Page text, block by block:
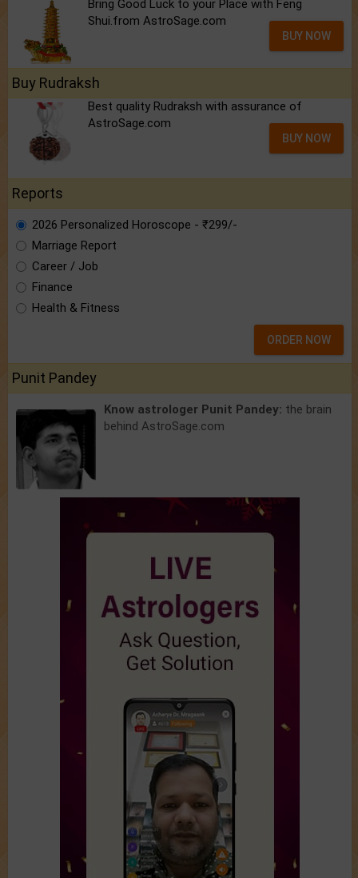
Bring Good Luck to your Place with Feng
Shui.from AstroSage.com
BUY NOW
Buy Rudraksh
Best quality Rudraksh with assurance of
AstroSage.com
BUY NOW
Reports
2026 Personalized Horoscope - ₹299/-
Marriage Report
Career / Job
Finance
Health & Fitness
ORDER NOW
Punit Pandey
Know astrologer Punit Pandey: the brain
behind AstroSage.com